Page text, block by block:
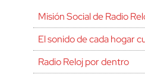
Misión Social de Radio
El sonido de cada hogar
Radio Reloj por dentro